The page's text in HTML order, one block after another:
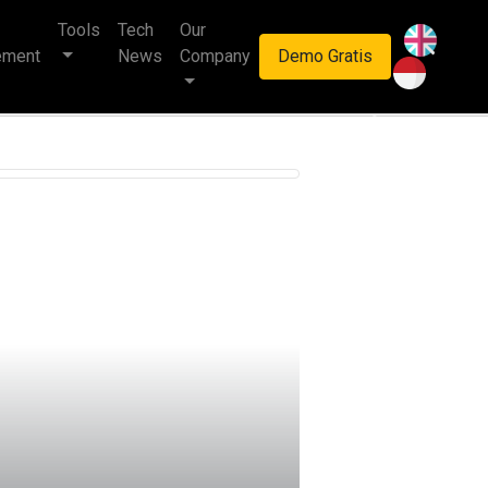
Tools
Tech
News
Our
Company
Demo Gratis
multinasional.
Next